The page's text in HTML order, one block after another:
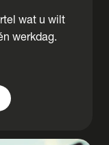
wat u wilt
werkdag.